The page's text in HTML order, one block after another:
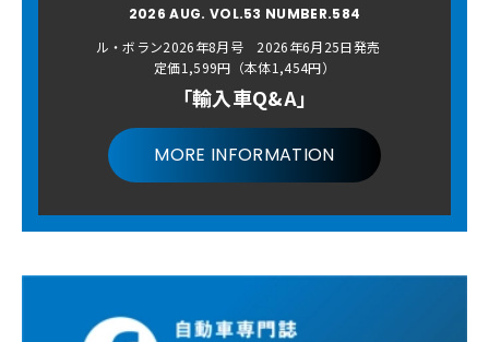
2026 AUG. VOL.53 NUMBER.584
ル・ボラン2026年8月号 2026年6月25日発売
定価1,599円（本体1,454円）
「輸入車Q&A」
MORE INFORMATION